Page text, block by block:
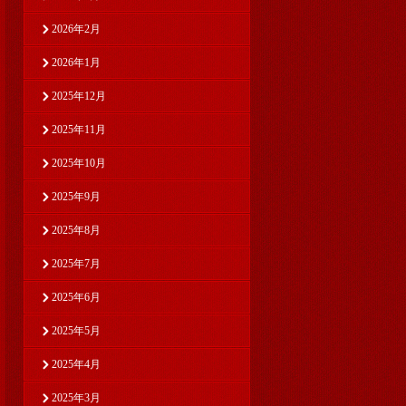
2026年2月
2026年1月
2025年12月
2025年11月
2025年10月
2025年9月
2025年8月
2025年7月
2025年6月
2025年5月
2025年4月
2025年3月